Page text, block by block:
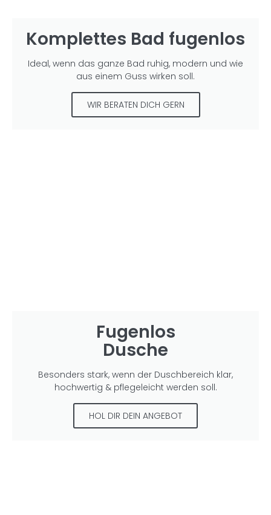
Komplettes Bad fugenlos
Ideal, wenn das ganze Bad ruhig, modern und wie
aus einem Guss wirken soll.
WIR BERATEN DICH GERN
Fugenlos
Dusche
Besonders stark, wenn der Duschbereich klar,
hochwertig & pflegeleicht werden soll.
HOL DIR DEIN ANGEBOT